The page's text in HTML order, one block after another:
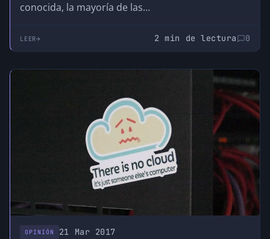
conocida, la mayoría de las…
LEER 2 min de lectura 0
OPINIÓN 21 Mar 2017